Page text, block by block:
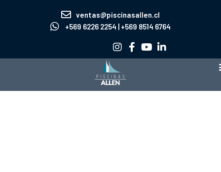
ventas@piscinasallen.cl
+569 6226 2254 | +569 8514 6764